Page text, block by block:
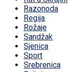
Razonoda
Regija
Rožaje
Sandžak
Sjenica
Sport
Srebrenica